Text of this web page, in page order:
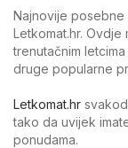
Najnovije
Letkomat.hr.
trenutačnim
druge popularne
Letkomat.hr
tako da uvijek
ponudama.